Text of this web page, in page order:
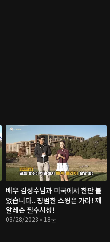
배우 김성수님과 미국에서 한판 붙
었습니다.. 평범한 스윙은 가라! 깨
알레슨 필수시청!
03/28/2023 • 18분